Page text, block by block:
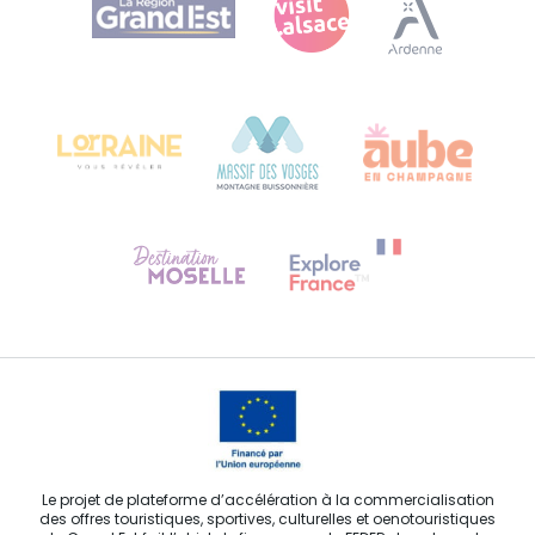
Bureau de Colmar (siège administratif)
Contactez-nous
Le projet de plateforme d’accélération à la commercialisation
des offres touristiques, sportives, culturelles et oenotouristiques